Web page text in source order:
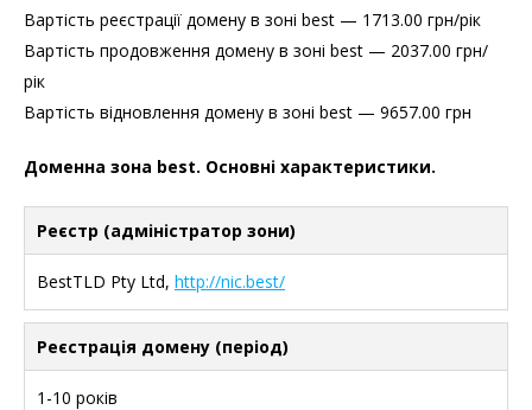
Вартість реєстрації домену в зоні best — 1713.00 грн/рік
Вартість продовження домену в зоні best — 2037.00 грн/
рік
Вартість відновлення домену в зоні best — 9657.00 грн
Доменна зона best. Основні характеристики.
Реєстр (адміністратор зони)
BestTLD Pty Ltd, http://nic.best/
Реєстрація домену (період)
1-10 років